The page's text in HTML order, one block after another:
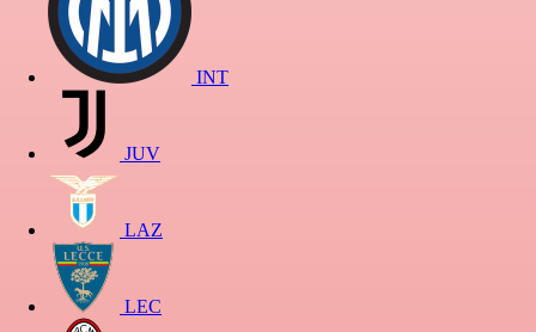
INT
JUV
LAZ
LEC